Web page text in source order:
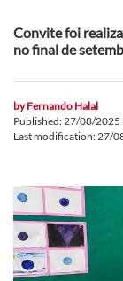
Convite foi
no final de
byFernando Halal
Published: 27/08/
Last modification: 27/